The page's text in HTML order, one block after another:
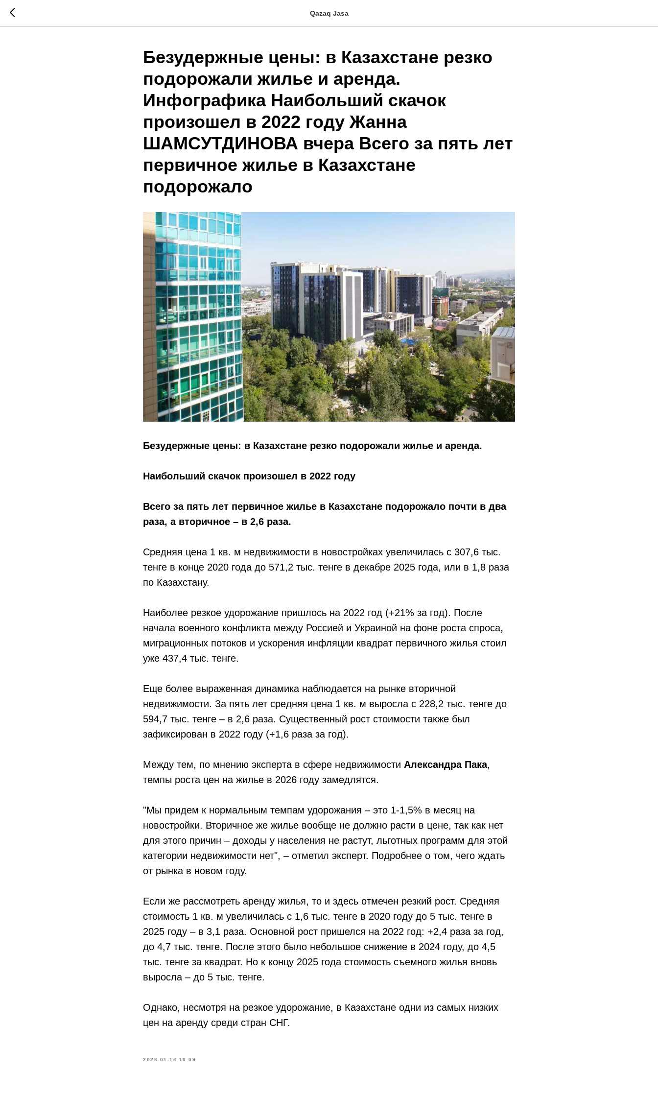
Qazaq Jasa
Безудержные цены: в Казахстане резко
подорожали жилье и аренда.
Инфографика Наибольший скачок
произошел в 2022 году Жанна
ШАМСУТДИНОВА вчера Всего за пять лет
первичное жилье в Казахстане
подорожало
Безудержные цены: в Казахстане резко подорожали жилье и аренда.
Наибольший скачок произошел в 2022 году
Всего за пять лет первичное жилье в Казахстане подорожало почти в два
раза, а вторичное – в 2,6 раза.
Средняя цена 1 кв. м недвижимости в новостройках увеличилась с 307,6 тыс.
тенге в конце 2020 года до 571,2 тыс. тенге в декабре 2025 года, или в 1,8 раза
по Казахстану.
Наиболее резкое удорожание пришлось на 2022 год (+21% за год). После
начала военного конфликта между Россией и Украиной на фоне роста спроса,
миграционных потоков и ускорения инфляции квадрат первичного жилья стоил
уже 437,4 тыс. тенге.
Еще более выраженная динамика наблюдается на рынке вторичной
недвижимости. За пять лет средняя цена 1 кв. м выросла с 228,2 тыс. тенге до
594,7 тыс. тенге – в 2,6 раза. Существенный рост стоимости также был
зафиксирован в 2022 году (+1,6 раза за год).
Между тем, по мнению эксперта в сфере недвижимости Александра Пака,
темпы роста цен на жилье в 2026 году замедлятся.
"Мы придем к нормальным темпам удорожания – это 1-1,5% в месяц на
новостройки. Вторичное же жилье вообще не должно расти в цене, так как нет
для этого причин – доходы у населения не растут, льготных программ для этой
категории недвижимости нет", – отметил эксперт. Подробнее о том, чего ждать
от рынка в новом году.
Если же рассмотреть аренду жилья, то и здесь отмечен резкий рост. Средняя
стоимость 1 кв. м увеличилась с 1,6 тыс. тенге в 2020 году до 5 тыс. тенге в
2025 году – в 3,1 раза. Основной рост пришелся на 2022 год: +2,4 раза за год,
до 4,7 тыс. тенге. После этого было небольшое снижение в 2024 году, до 4,5
тыс. тенге за квадрат. Но к концу 2025 года стоимость съемного жилья вновь
выросла – до 5 тыс. тенге.
Однако, несмотря на резкое удорожание, в Казахстане одни из самых низких
цен на аренду среди стран СНГ.
2026-01-16 10:09